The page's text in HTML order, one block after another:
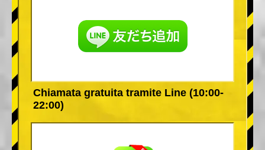
Chiamata gratuita tramite Line (10:00-
22:00)